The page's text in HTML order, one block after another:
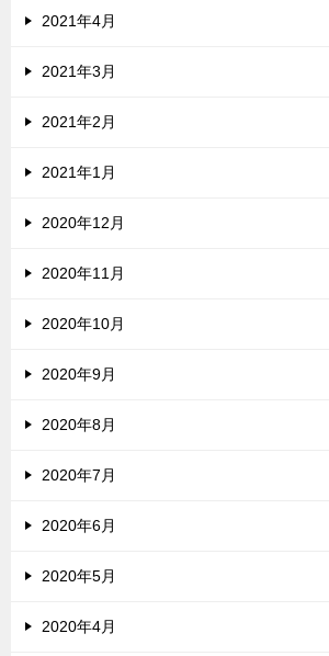
2021年4月
2021年3月
2021年2月
2021年1月
2020年12月
2020年11月
2020年10月
2020年9月
2020年8月
2020年7月
2020年6月
2020年5月
2020年4月